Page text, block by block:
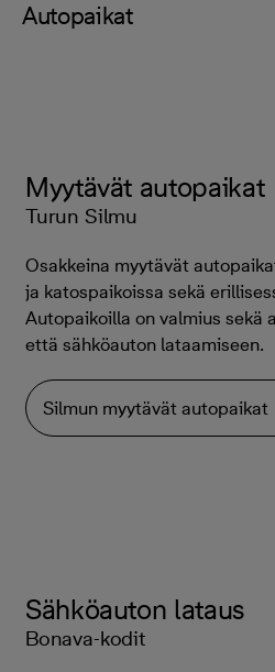
Autopaikat
Myytävät autopaikat
Turun Silmu
Osakkeina myytävät
ja katospaikoissa sekä
Autopaikoilla on valmius sekä
että sähköauton lataamiseen.
Silmun myytävät autopaikat
Sähköauton lataus
Bonava-kodit